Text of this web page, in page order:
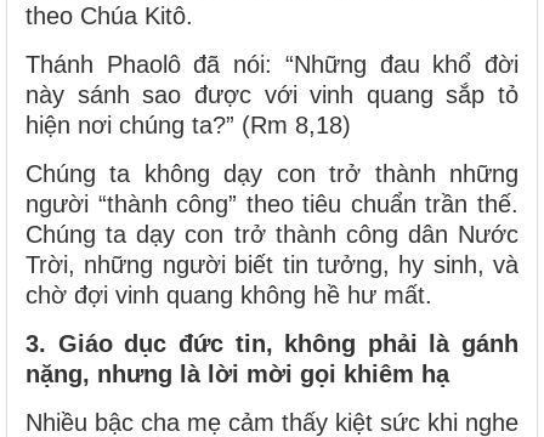
theo Chúa Kitô.
Thánh Phaolô đã nói: “Những đau khổ đời
này sánh sao được với vinh quang sắp tỏ
hiện nơi chúng ta?” (Rm 8,18)
Chúng ta không dạy con trở thành những
người “thành công” theo tiêu chuẩn trần thế.
Chúng ta dạy con trở thành công dân Nước
Trời, những người biết tin tưởng, hy sinh, và
chờ đợi vinh quang không hề hư mất.
3. Giáo dục đức tin, không phải là gánh
nặng, nhưng là lời mời gọi khiêm hạ
Nhiều bậc cha mẹ cảm thấy kiệt sức khi nghe